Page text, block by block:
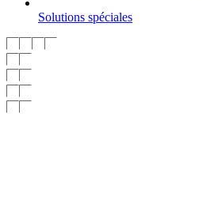
Solutions spéciales